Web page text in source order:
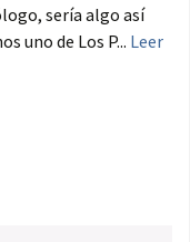
sería algo así
uno de Los P... Leer